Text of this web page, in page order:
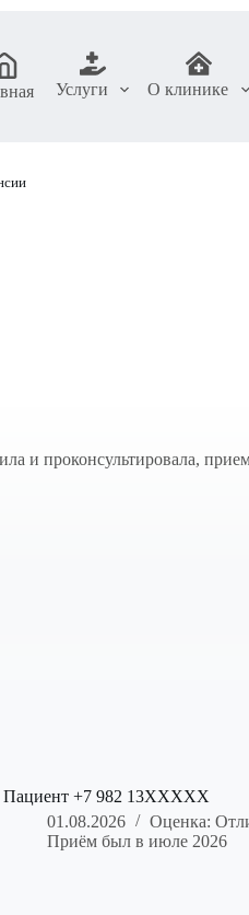
Услуги О клинике
и проконсультировала,
Пациент +7 982 13XXXXX
01.08.2026
Оценка:
Приём был в июле 2026